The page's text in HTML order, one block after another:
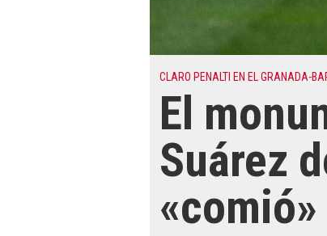
CLARO PENALTI EN EL GRANADA-
El
Suárez